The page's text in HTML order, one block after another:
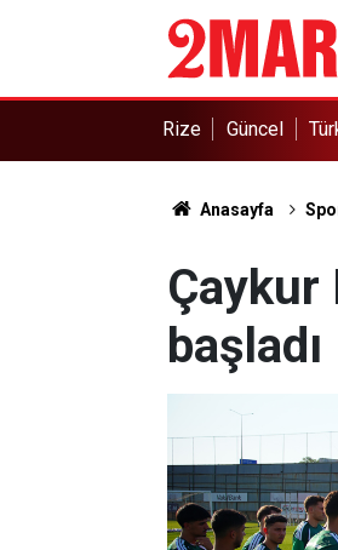
Rize Güncel
Anasayfa
Çaykur
başladı